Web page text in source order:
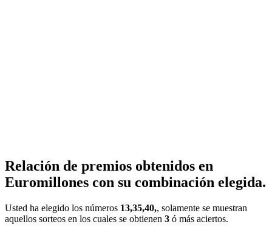
Relación de premios obtenidos en
Euromillones con su combinación elegida.
Usted ha elegido los números 13,35,40,, solamente se muestran
aquellos sorteos en los cuales se obtienen 3 ó más aciertos.